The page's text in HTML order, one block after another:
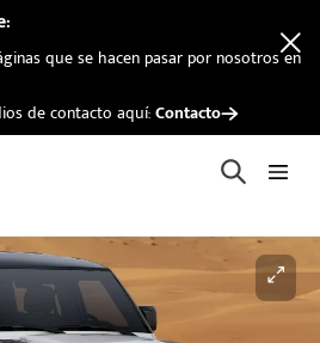
que se hacen pasar por nosotros en
de contacto aquí:Contacto